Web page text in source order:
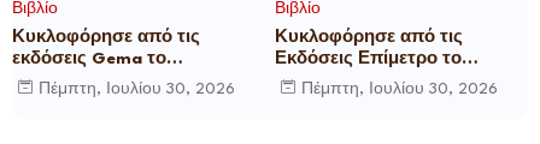
Βιβλίο
Κυκλοφόρησε από τις
εκδόσεις Gema το
μυθιστόρημα του γνωστού
δημοσιογράφου Γεώργιου Θ.
Πέμπτη, Ιουλίου 30, 2026
Βιβλίο
Κυκλοφόρησε από τις
Εκδόσεις Επίμετρο το
αστυνομικό μυθιστόρημα της
Κατερίνας Πανούση Οι ρόλοι
Πέμπτη, Ιουλίου 30, 2026